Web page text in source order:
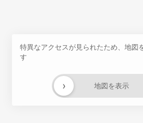
特異なアクセスが見られたため、地図
す
地図を表示
›